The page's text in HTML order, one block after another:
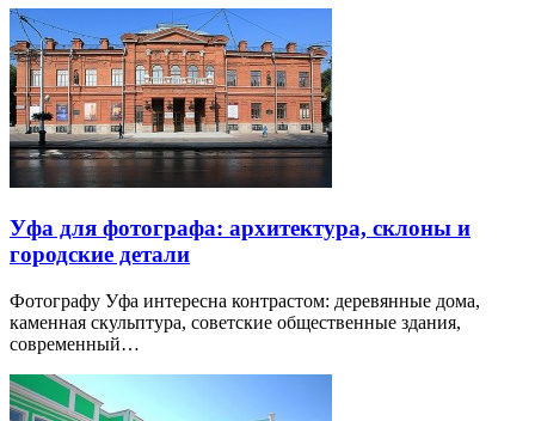
Уфа для фотографа: архитектура, склоны и
городские детали
Фотографу Уфа интересна контрастом: деревянные дома,
каменная скульптура, советские общественные здания,
современный…